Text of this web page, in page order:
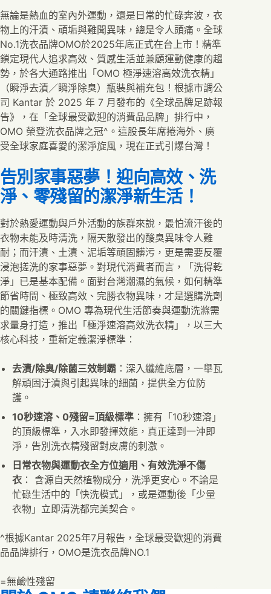
無論是熱血的室內外運動，還是日常的忙碌奔波，衣
物上的汗漬、頑垢與難聞異味，總是令人頭痛。全球
No.1洗衣品牌OMO於2025年底正式在台上市！精準
鎖定現代人追求高效、質感生活並兼顧運動健康的趨
勢，於各大通路推出「OMO 極淨速溶高效洗衣精」
（瞬淨去漬／瞬淨除臭）瓶裝與補充包！根據市調公
司 Kantar 於 2025 年 7 月發布的《全球品牌足跡報
告》，在「全球最受歡迎的消費品品牌」排行中，
OMO 榮登洗衣品牌之冠^。這股長年席捲海外、廣
受全球家庭喜愛的潔淨旋風，現在正式引爆台灣！
告別家事惡夢！迎向高效、洗
淨、零殘留的潔淨新生活！
對於熱愛運動與戶外活動的族群來說，最怕流汗後的
衣物未能及時清洗，隔天散發出的酸臭異味令人難
耐；而汗漬、土漬、泥垢等頑固髒污，更是需要反覆
浸泡搓洗的家事惡夢。對現代消費者而言，「洗得乾
淨」已是基本配備。面對台灣潮濕的氣候，如何精準
節省時間、極致高效、完勝衣物異味，才是選購洗劑
的關鍵指標。OMO 專為現代生活節奏與運動洗滌需
求量身打造，推出「極淨速溶高效洗衣精」，以三大
核心科技，重新定義潔淨標準：
去漬/除臭/除菌三效制霸 ：深入纖維底層，一舉瓦
解頑固汙漬與引起異味的細菌，提供全方位防
護。
10秒速溶、0殘留=頂級標準 ：擁有「10秒速溶」
的頂級標準，入水即發揮效能，真正達到一沖即
淨，告別洗衣精殘留對皮膚的刺激。
日常衣物與運動衣全方位適用、有效洗淨不傷
衣 ： 含源自天然植物成分，洗淨更安心。不論是
忙碌生活中的「快洗模式」，或是運動後「少量
衣物」立即清洗都完美契合。
^根據Kantar 2025年7月報告，全球最受歡迎的消費
品品牌排行，OMO是洗衣品牌NO.1
=無鹼性殘留